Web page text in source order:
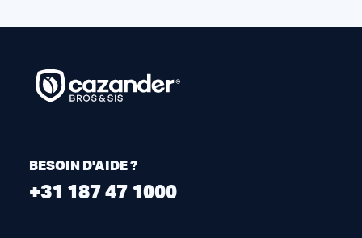
BESOIN D'AIDE ?
+31 187 47 1000